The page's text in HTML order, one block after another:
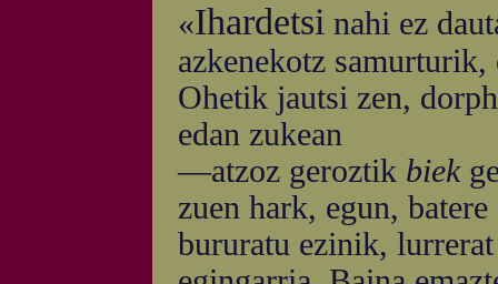
«Ihardetsi nahi ez
azkenekotz samurturik,
Ohetik jautsi zen,
edan zukean
—atzoz geroztik biek
zuen hark, egun,
bururatu ezinik,